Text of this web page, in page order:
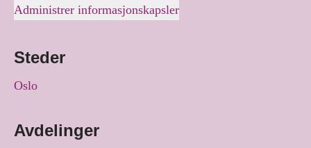
Administrer informasjonskapsler
Steder
Oslo
Avdelinger